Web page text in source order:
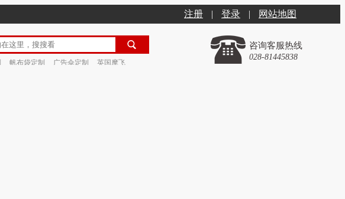
注册 | 登录 | 网站地图
帆布袋定制 广告伞定制 英国摩飞
咨询客服热线
028-81445838